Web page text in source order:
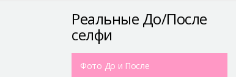
Реальные До/После
селфи
Фото До и После